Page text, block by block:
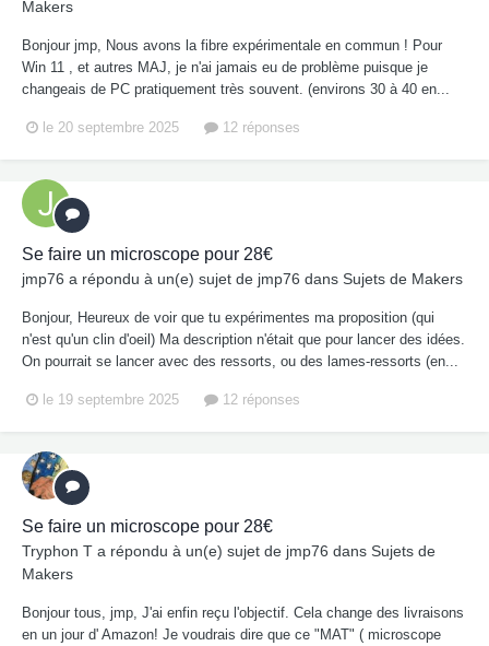
Makers
Bonjour jmp, Nous avons la fibre expérimentale en commun ! Pour
Win 11 , et autres MAJ, je n'ai jamais eu de problème puisque je
changeais de PC pratiquement très souvent. (environs 30 à 40 en...
le 20 septembre 2025 12 réponses
Se faire un microscope pour 28€
jmp76 a répondu à un(e) sujet de jmp76 dans Sujets de Makers
Bonjour, Heureux de voir que tu expérimentes ma proposition (qui
n'est qu'un clin d'oeil) Ma description n'était que pour lancer des idées.
On pourrait se lancer avec des ressorts, ou des lames-ressorts (en...
le 19 septembre 2025 12 réponses
Se faire un microscope pour 28€
Tryphon T a répondu à un(e) sujet de jmp76 dans Sujets de
Makers
Bonjour tous, jmp, J'ai enfin reçu l'objectif. Cela change des livraisons
en un jour d' Amazon! Je voudrais dire que ce "MAT" ( microscope